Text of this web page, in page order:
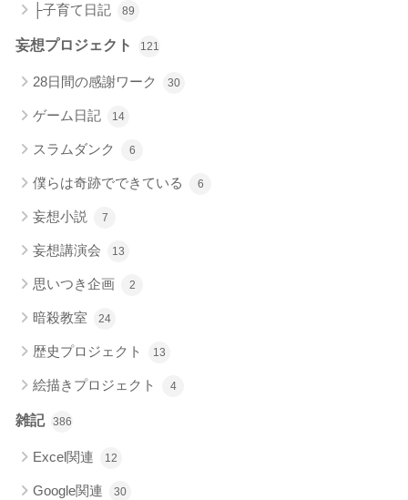
├子育て日記 89
妄想プロジェクト 121
28日間の感謝ワーク 30
ゲーム日記 14
スラムダンク 6
僕らは奇跡でできている 6
妄想小説 7
妄想講演会 13
思いつき企画 2
暗殺教室 24
歴史プロジェクト 13
絵描きプロジェクト 4
雑記 386
Excel関連 12
Google関連 30